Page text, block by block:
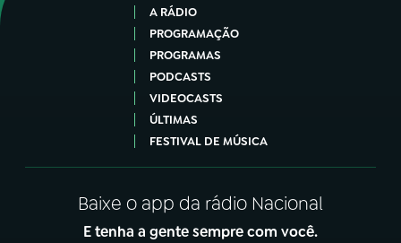
A RÁDIO
PROGRAMAÇÃO
PROGRAMAS
PODCASTS
VIDEOCASTS
ÚLTIMAS
FESTIVAL DE MÚSICA
Baixe o app da rádio Nacional
E tenha a gente sempre com você.